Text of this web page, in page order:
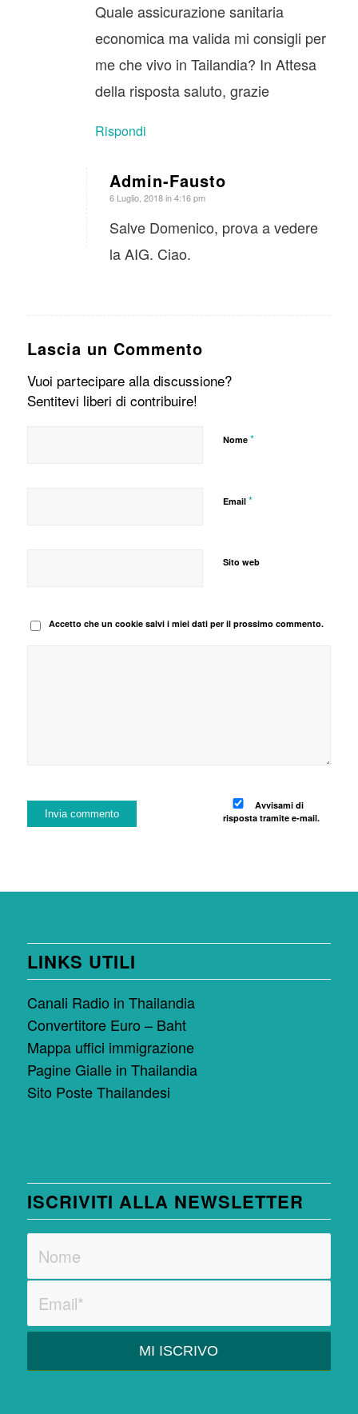
Quale assicurazione sanitaria
economica ma valida mi consigli per
me che vivo in Tailandia? In Attesa
della risposta saluto, grazie
Rispondi
Admin-Fausto
dice:
6 Luglio, 2018 in 4:16 pm
Salve Domenico, prova a vedere
la AIG. Ciao.
Lascia un Commento
Vuoi partecipare alla discussione?
Sentitevi liberi di contribuire!
Nome *
Email *
Sito web
Accetto che un cookie salvi i miei dati per il prossimo commento.
Avvisami di
risposta tramite e-mail.
LINKS UTILI
Canali Radio in Thailandia
Convertitore Euro – Baht
Mappa uffici immigrazione
Pagine Gialle in Thailandia
Sito Poste Thailandesi
ISCRIVITI ALLA NEWSLETTER